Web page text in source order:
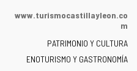
la
de
Castilla
www.turismocastillayleon.co
m
PATRIMONIO Y CULTURA
ENOTURISMO Y GASTRONOMÍA